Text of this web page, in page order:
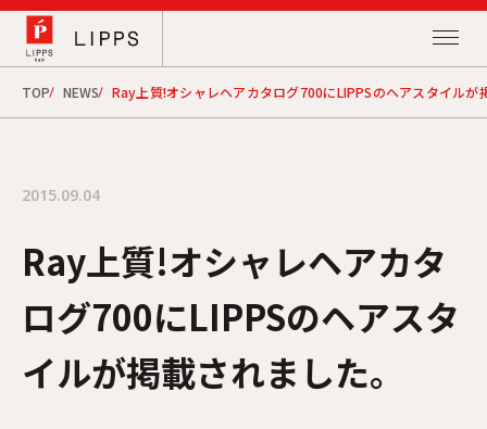
TOP NEWS Ray上質!オシャレヘアカタログ700にLIPPSのヘアスタイルが
2015.09.04
Ray上質!オシャレヘアカタ
ログ700にLIPPSのヘアスタ
イルが掲載されました。